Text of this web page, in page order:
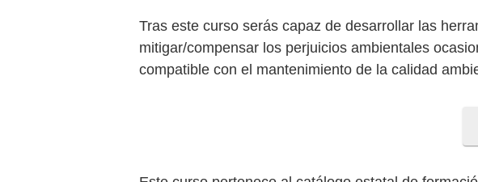
Tras este curso serás capaz de desarrollar las
mitigar/compensar los perjuicios ambientales
compatible con el mantenimiento de la calidad